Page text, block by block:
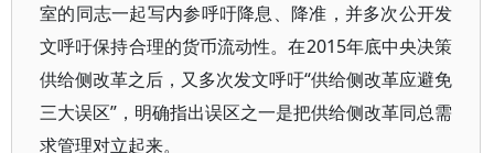
室的同志一起写内参呼吁降息、降准，并多次公开发
文呼吁保持合理的货币流动性。在2015年底中央决策
供给侧改革之后，又多次发文呼吁“供给侧改革应避免
三大误区”，明确指出误区之一是把供给侧改革同总需
求管理对立起来。